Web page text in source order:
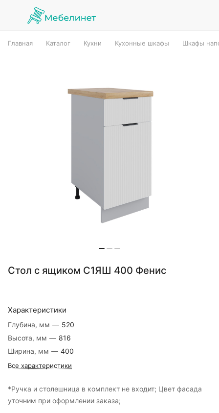
Главная Каталог Кухни Кухонные шкафы Шкафы
Стол с ящиком С1ЯШ 400 Фенис
Характеристики
Глубина, мм — 520
Высота, мм — 816
Ширина, мм — 400
Все характеристики
*Ручка и столешница в комплект не входит; Цвет фасада
уточним при оформлении заказа;